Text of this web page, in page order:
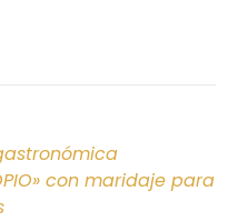
con maridaje para